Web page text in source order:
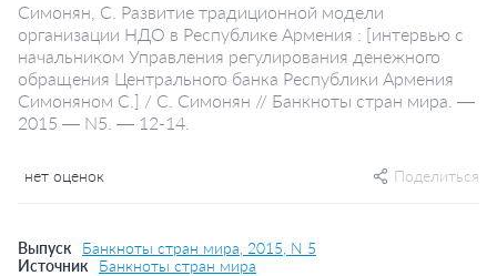
Симонян, С. Развитие традиционной модели
организации НДО в Республике Армения : [интервью с
начальником Управления регулирования денежного
обращения Центрального банка Республики Армения
Симоняном С.] / С. Симонян // Банкноты стран мира. —
2015 — N5. — 12-14.
нет оценок Поделиться
Выпуск
Банкноты стран мира, 2015, N 5
Источник
Банкноты стран мира